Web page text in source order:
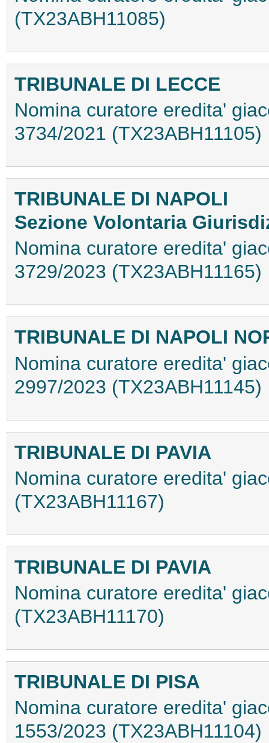
(TX23ABH11085)
TRIBUNALE DI LECCE
Nomina curatore eredita'
3734/2021 (TX23ABH11105)
TRIBUNALE DI NAPOLI
Sezione Volontaria
Nomina curatore eredita'
3729/2023 (TX23ABH11165)
TRIBUNALE DI NAPOLI
Nomina curatore eredita'
2997/2023 (TX23ABH11145)
TRIBUNALE DI PAVIA
Nomina curatore eredita'
(TX23ABH11167)
TRIBUNALE DI PAVIA
Nomina curatore eredita'
(TX23ABH11170)
TRIBUNALE DI PISA
Nomina curatore eredita'
1553/2023 (TX23ABH11104)